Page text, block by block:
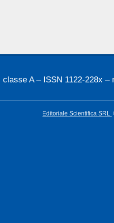
A – ISSN 1122-228x –
Editoriale Scientifica SRL